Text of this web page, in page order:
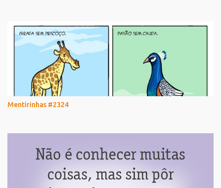
Mentirinhas #2324